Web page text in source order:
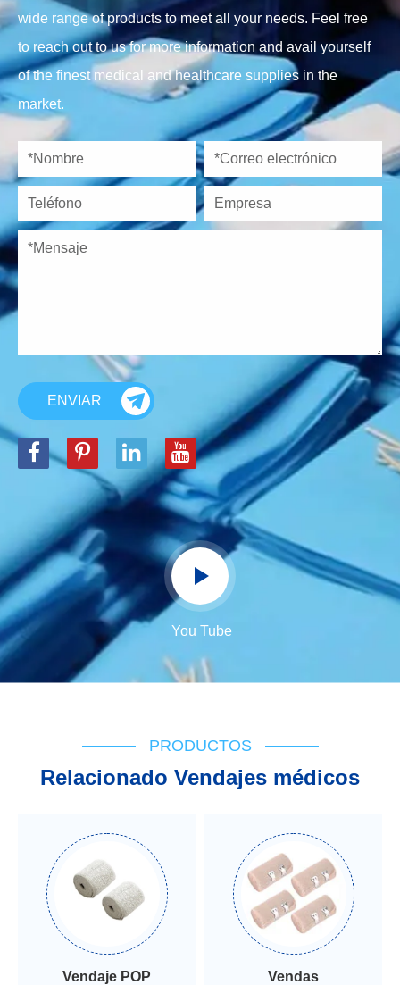
wide range of products to meet all your needs. Feel free
to reach out to us for more information and avail yourself
of the finest medical and healthcare supplies in the
market.
ENVIAR
You Tube
PRODUCTOS
Relacionado Vendajes médicos
Vendaje POP
Vendas